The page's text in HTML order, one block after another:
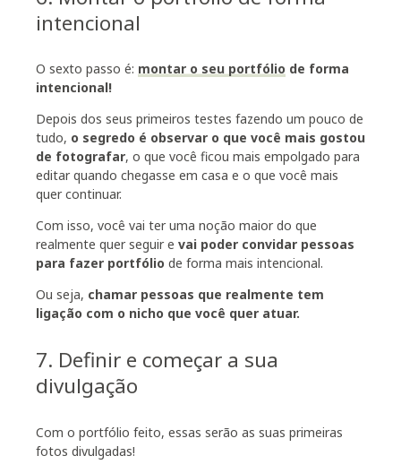
intencional
O sexto passo é: montar o seu portfólio de forma
intencional!
Depois dos seus primeiros testes fazendo um pouco de
tudo, o segredo é observar o que você mais gostou
de fotografar, o que você ficou mais empolgado para
editar quando chegasse em casa e o que você mais
quer continuar.
Com isso, você vai ter uma noção maior do que
realmente quer seguir e vai poder convidar pessoas
para fazer portfólio de forma mais intencional.
Ou seja, chamar pessoas que realmente tem
ligação com o nicho que você quer atuar.
7. Definir e começar a sua
divulgação
Com o portfólio feito, essas serão as suas primeiras
fotos divulgadas!